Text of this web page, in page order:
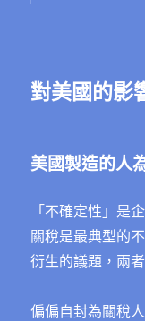
對美國的影
美國製造的人
「不確定性」是
關稅是最典型的
衍生的議題，兩
偏偏自封為關稅